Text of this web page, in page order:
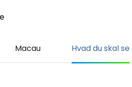
Macau Hvad du skal se